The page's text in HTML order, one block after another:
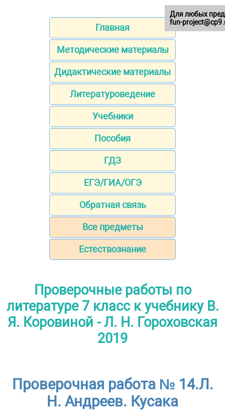
Главная
Методические материалы
Дидактические материалы
Литературоведение
Учебники
Пособия
ГДЗ
ЕГЭ/ГИА/ОГЭ
Обратная связь
Все предметы
Естествознание
Проверочные работы по
литературе 7 класс к учебнику В.
Я. Коровиной - Л. Н. Гороховская
2019
Проверочная работа № 14.Л.
Н. Андреев. Кусака
Для любых
fun-